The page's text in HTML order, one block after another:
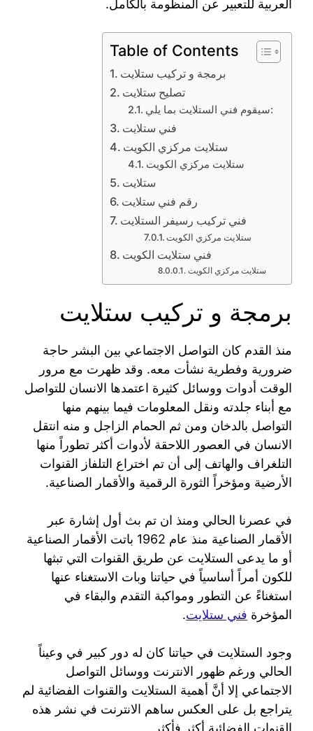
العربية للتعبير عن المنظومة بالكامل.
Table of Contents
برمجة و تركيب ستلايت
تصليح ستلايت
سيقوم فني الستلايت بما يلي:
فني ستلايت
ستلايت مركزي الكويت
ستلايت مركزي الكويت
ستلايت
رقم فني ستلايت
فني تركيب رسيفر الستلايت
ستلايت مركزي الكويت
فني ستلايت الكويت
ستلايت مركزي الكويت
برمجة و تركيب ستلايت
منذ القدم كان التواصل الاجتماعي بين البشر حاجة
ضرورية وفطرية نشأت معه. وقد ظهرت مع مرور
الوقت أدوات ووسائل كثيرة اعتمدها الانسان للتواصل
مع أبناء جلدته ونقل المعلومات فيما بينهم منها
التواصل بالدخان ومن ثم الحمام الزاجل و منه انتقل
الانسان في العصور اللاحقة لأدوات أكثر تطوراً منها
التلغراف والهاتف إلى أن تم اختراع التلفاز القنوات
الأرضية ومؤخراً الثورة الرقمية والأقمار الصناعية.
في عصرنا الحالي ومنذ ان تم بث أول إشارة عبر
الأقمار الصناعية منذ عام 1962 باتت الأقمار الصناعية
أو ما يدعى الستلايت عن طريق القنوات التي تبثها
للكون أمراً أساسياً في حياتنا وبات الاستغناء عنها
استغناءً عن التطور ومواكبة التقدم والبقاء في
المؤخرة فني ستلايت.
وجود الستلايت في حياتنا كان له دور كبير في وعيناً
الحالي ورغم ظهور الانترنت ووسائل التواصل
الاجتماعي إلا أنَّ أهمية الستلايت والقنوات الفضائية لم
يتراجع بل على العكس ساهم الانترنت في نشر هذه
القنوات الفضائية أكثر فأكثر.